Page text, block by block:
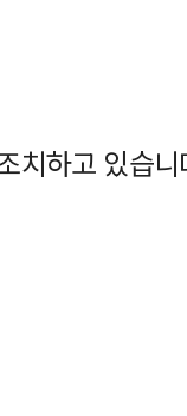
치하고 있습니